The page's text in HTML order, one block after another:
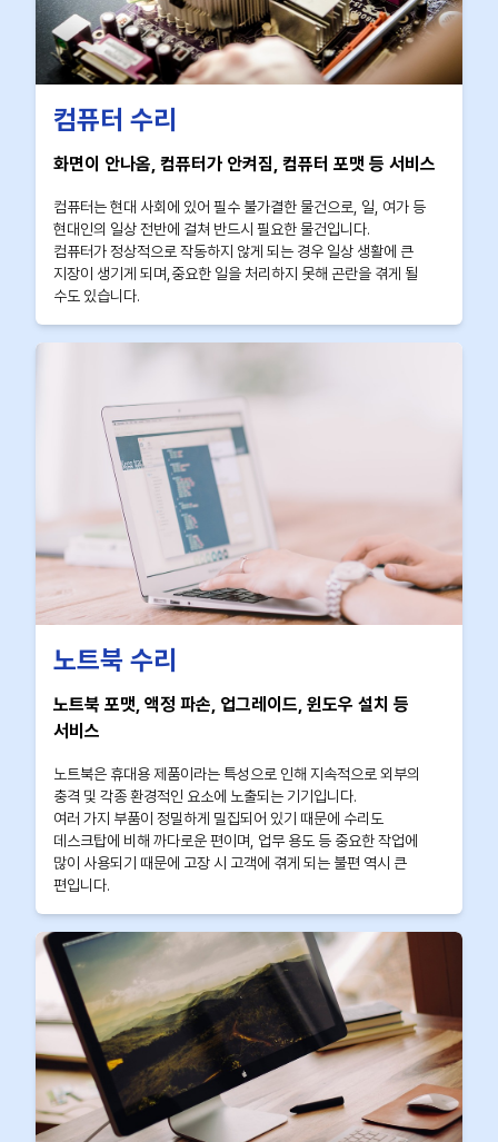
컴퓨터 수리
화면이 안나옴, 컴퓨터가 안켜짐, 컴퓨터 포맷 등 서비스
컴퓨터는 현대 사회에 있어 필수 불가결한 물건으로, 일, 여가 등
현대인의 일상 전반에 걸쳐 반드시 필요한 물건입니다.
컴퓨터가 정상적으로 작동하지 않게 되는 경우 일상 생활에 큰
지장이 생기게 되며,중요한 일을 처리하지 못해 곤란을 겪게 될
수도 있습니다.
노트북 수리
노트북 포맷, 액정 파손, 업그레이드, 윈도우 설치 등
서비스
노트북은 휴대용 제품이라는 특성으로 인해 지속적으로 외부의
충격 및 각종 환경적인 요소에 노출되는 기기입니다.
여러 가지 부품이 정밀하게 밀집되어 있기 때문에 수리도
데스크탑에 비해 까다로운 편이며, 업무 용도 등 중요한 작업에
많이 사용되기 때문에 고장 시 고객에 겪게 되는 불편 역시 큰
편입니다.